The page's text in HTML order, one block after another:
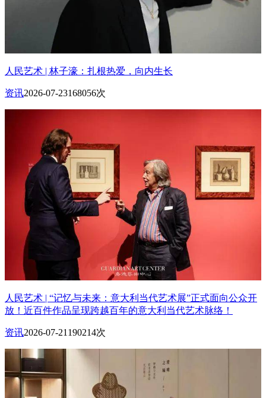
人民艺术 | 林子濠：扎根热爱，向内生长
资讯2026-07-23168056次
人民艺术 | “记忆与未来：意大利当代艺术展”正式面向公众开
放！近百件作品呈现跨越百年的意大利当代艺术脉络！
资讯2026-07-21 190214次